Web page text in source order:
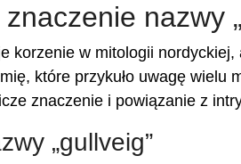
nazwy
korzenie w mitologii
które przykuło uwagę wielu
znaczenie i powiązanie z
„gullveig”